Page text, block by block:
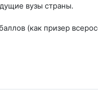
вузы страны.
(как призер